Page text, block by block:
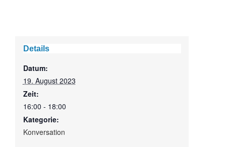
Details
Datum:
19. August 2023
Zeit:
16:00 - 18:00
Kategorie:
Konversation